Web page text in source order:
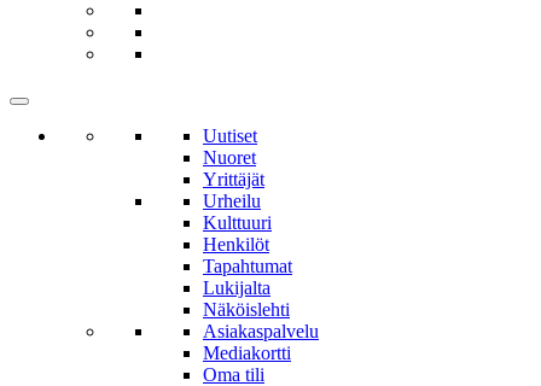
Uutiset
Nuoret
Yrittäjät
Urheilu
Kulttuuri
Henkilöt
Tapahtumat
Lukijalta
Näköislehti
Asiakaspalvelu
Mediakortti
Oma tili